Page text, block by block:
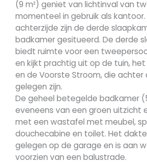
(9 m²) geniet van lichtinval van
momenteel in gebruik als kantoor.
achterzijde zijn de derde
badkamer gesitueerd. De derde
biedt ruimte voor een
en kijkt prachtig uit op de tuin,
en de Voorste Stroom, die achter
gelegen zijn.
De geheel betegelde badkamer
eveneens van een groen uitzicht
met een wastafel met meubel,
douchecabine en toilet. Het
gelegen op de garage en is aan
voorzien van een balustrade.